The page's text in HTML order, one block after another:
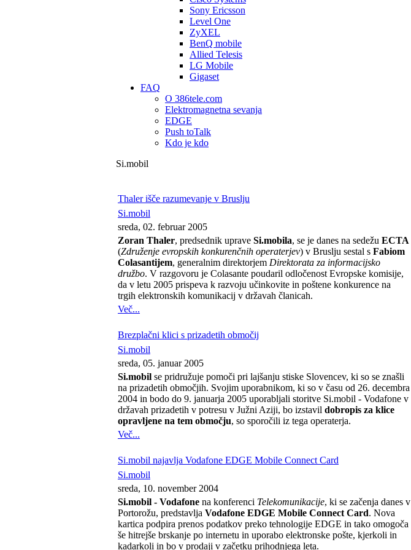
Sony Ericsson
Level One
ZyXEL
BenQ mobile
Allied Telesis
LG Mobile
Gigaset
FAQ
O 386tele.com
Elektromagnetna sevanja
EDGE
Push toTalk
Kdo je kdo
Si.mobil
Thaler išče razumevanje v Bruslju
Si.mobil
sreda, 02. februar 2005
Zoran Thaler, predsednik uprave Si.mobila, se je danes na sedežu ECTA
(Združenje evropskih konkurenčnih operaterjev) v Bruslju sestal s Fabiom
Colasantijem, generalnim direktorjem Direktorata za informacijsko
družbo. V razgovoru je Colasante poudaril odločenost Evropske komisije,
da v letu 2005 prispeva k razvoju učinkovite in poštene konkurence na
trgih elektronskih komunikacij v državah članicah.
Več...
Brezplačni klici s prizadetih območij
Si.mobil
sreda, 05. januar 2005
Si.mobil se pridružuje pomoči pri lajšanju stiske Slovencev, ki so se znašli
na prizadetih območjih. Svojim uporabnikom, ki so v času od 26. decembra
2004 in bodo do 9. januarja 2005 uporabljali storitve Si.mobil - Vodafone v
državah prizadetih v potresu v Južni Aziji, bo izstavil dobropis za klice
opravljene na tem območju, so sporočili iz tega operaterja.
Več...
Si.mobil najavlja Vodafone EDGE Mobile Connect Card
Si.mobil
sreda, 10. november 2004
Si.mobil - Vodafone na konferenci Telekomunikacije, ki se začenja danes v
Portorožu, predstavlja Vodafone EDGE Mobile Connect Card. Nova
kartica podpira prenos podatkov preko tehnologije EDGE in tako omogoča
še hitrejše brskanje po internetu in uporabo elektronske pošte, kjerkoli in
kadarkoli in bo v prodaji v začetku prihodnjega leta.